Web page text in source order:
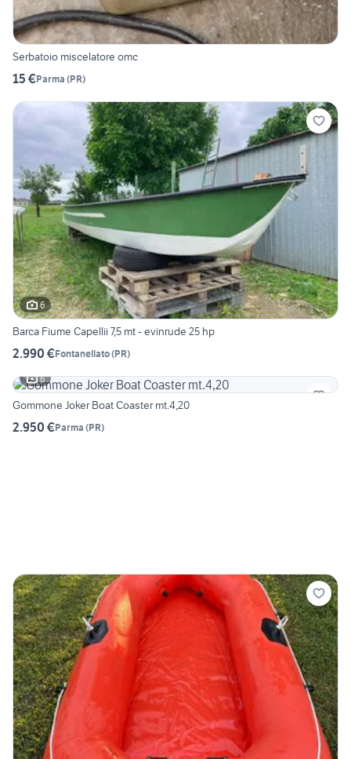
Serbatoio miscelatore omc
15 €Parma (PR)
6
Barca Fiume Capellii 7,5 mt - evinrude 25 hp
2.990 €Fontanellato(PR)
6
Gommone Joker Boat Coaster mt.4,20
2.950 €Parma (PR)